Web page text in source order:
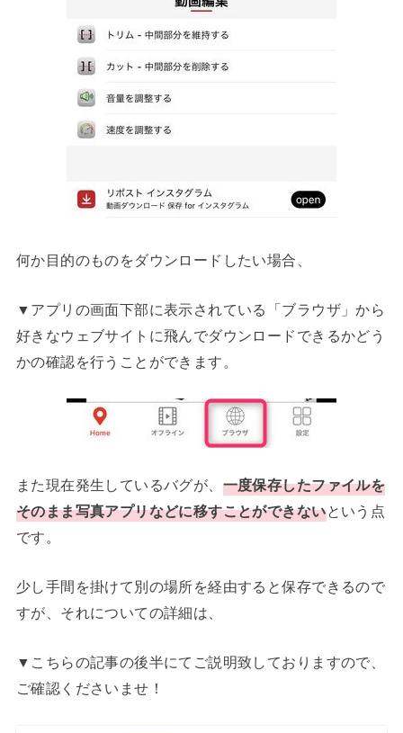
何か目的のものをダウンロードしたい場合、
▼アプリの画面下部に表示されている「ブラウザ」から
好きなウェブサイトに飛んでダウンロードできるかどう
かの確認を行うことができます。
また現在発生しているバグが、 一度保存したファイルを
そのまま写真アプリなどに移すことができないという点
です。
少し手間を掛けて別の場所を経由すると保存できるので
すが、それについての詳細は、
▼こちらの記事の後半にてご説明致しておりますので、
ご確認くださいませ！